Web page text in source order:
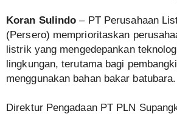
Koran Sulindo – PT Perusahaan
(Persero) memprioritaskan
listrik yang mengedepankan
lingkungan, terutama bagi
menggunakan bahan bakar batubara.
Direktur Pengadaan PT PLN